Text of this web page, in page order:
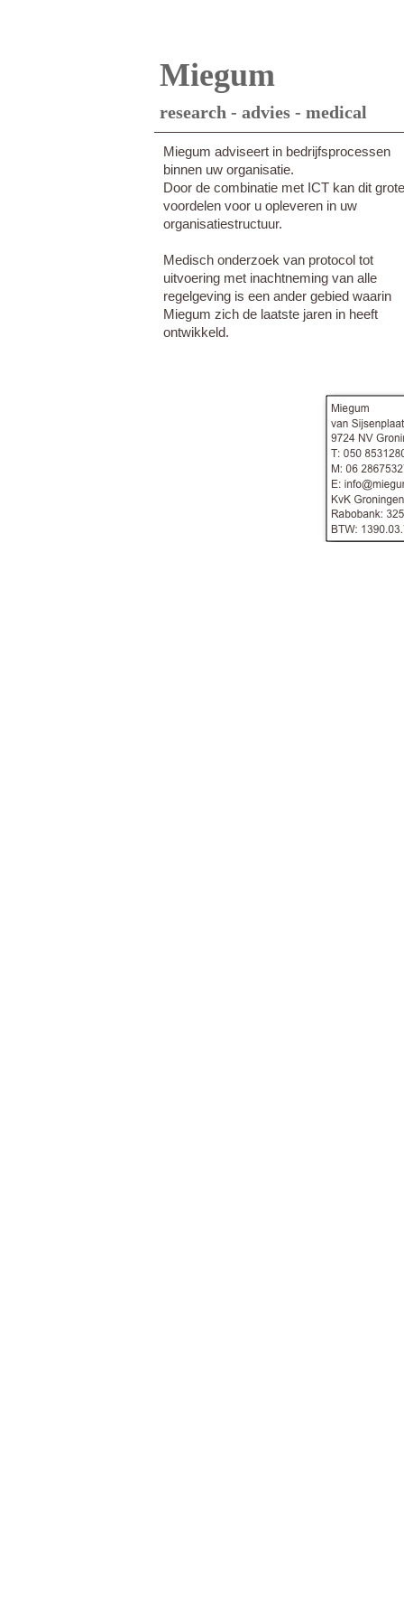
Miegum
research - advies - medical
Miegum adviseert in bedrijfsprocessen
binnen uw organisatie.
Door de combinatie met ICT kan dit grote
voordelen voor u opleveren in uw
organisatiestructuur.
Medisch onderzoek van protocol tot
uitvoering met inachtneming van alle
regelgeving is een ander gebied waarin
Miegum zich de laatste jaren in heeft
ontwikkeld.